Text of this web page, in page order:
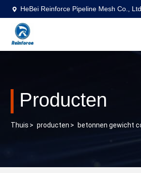
HeBei Reinforce Pipeline Mesh Co., Ltd
Producten
Thuis > producten > betonnen gewicht